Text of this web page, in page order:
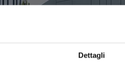
Dettagli